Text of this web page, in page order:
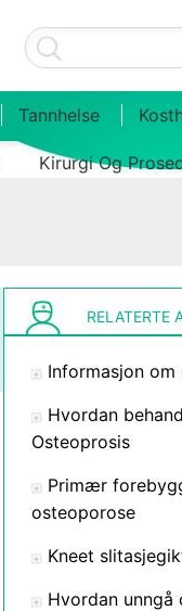
Tannhelse
Kirurgi Og
RELATERTE
Informasjon
Hvordan
Osteoprosis
Primær
osteoporose
Kneet
Hvordan unngå